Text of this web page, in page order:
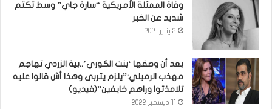
وفاة الممثلة الأمريكية “سارة جاي” وسط تكتم
شديد عن الخبر
2 يناير 2021
بعد أن وصفها ‘بنت الكوري’..بية الزردي تهاجم
مهذب الرميلي:”يلزم يتربى وهذا أش قالوا عليه
تلامذتوا وراهم خايفين”(فيديو)